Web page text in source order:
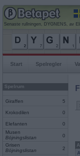
Senaste rullningen, DYGNENS, av
Start Spelregler
Spelrum
Giraffen 5
Krokodilen 0
Elefanten
0
Musen
Böjningslistan
0
Grisen
Böjningslistan
2